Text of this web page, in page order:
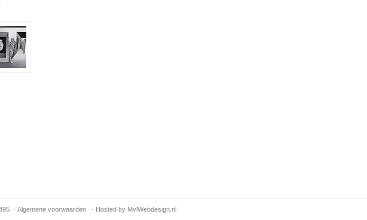
· Algemene voorwaarden · Hosted by MvlWebdesign.nl